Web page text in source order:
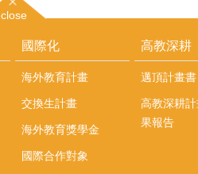
close
國際化
海外教育計畫
交換生計畫
海外教育獎學金
國際合作對象
高教深耕
邁頂計畫書
高教深耕
果報告